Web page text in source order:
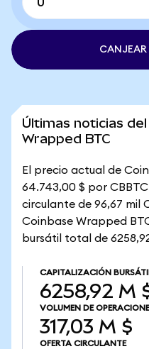
CANJEAR
Últimas noticias
Wrapped BTC
El precio actual de
64.743,00 $ por
circulante de 96,67 mil
Coinbase Wrapped
bursátil total de
CAPITALIZACIÓN
6258,92 M
VOLUMEN DE
317,03 M $
OFERTA CIRCULANTE